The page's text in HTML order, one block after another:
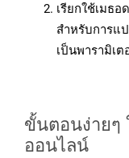
เรียกใช้เมธอด
สำหรับการแ
เป็นพารามิเต
ขั้นตอนง่ายๆ
ออนไลน์